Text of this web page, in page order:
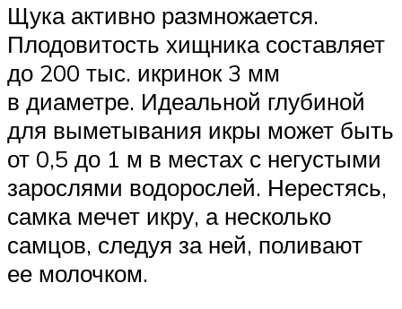
Щука активно размножается.
Плодовитость хищника составляет
до 200 тыс. икринок 3 мм
в диаметре. Идеальной глубиной
для выметывания икры может быть
от 0,5 до 1 м в местах с негустыми
зарослями водорослей. Нерестясь,
самка мечет икру, а несколько
самцов, следуя за ней, поливают
ее молочком.